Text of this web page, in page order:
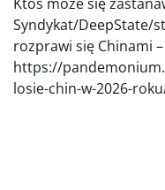
Ktoś może się
Syndykat/DeepState/
rozprawi się Chinami
https://
losie-chin-w-2026-